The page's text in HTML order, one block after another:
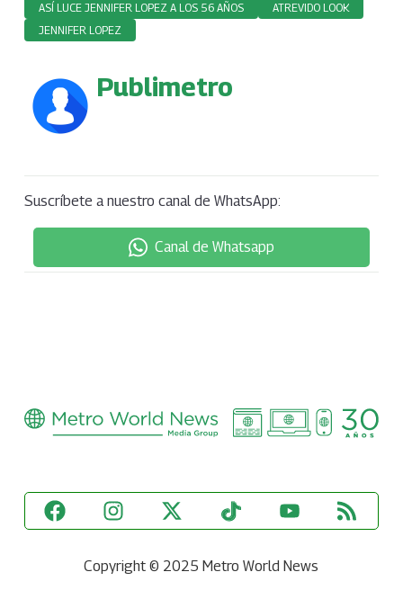
ASÍ LUCE JENNIFER LOPEZ A LOS 56 AÑOS
ATREVIDO LOOK
JENNIFER LOPEZ
Publimetro
Suscríbete a nuestro canal de WhatsApp:
Canal de Whatsapp
Copyright © 2025 Metro World News